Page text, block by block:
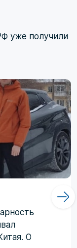
уже получили
О